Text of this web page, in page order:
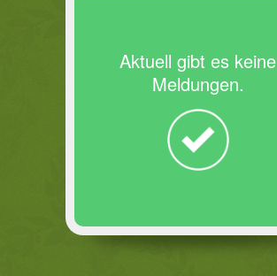
Aktuell gibt es keine
Meldungen.